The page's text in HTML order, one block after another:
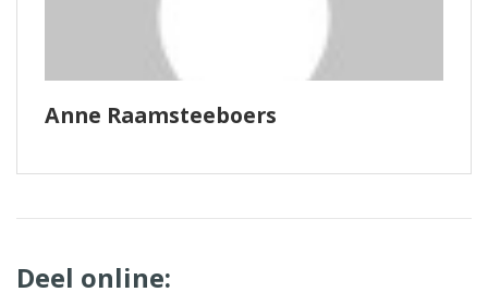
Anne Raamsteeboers
Deel online: